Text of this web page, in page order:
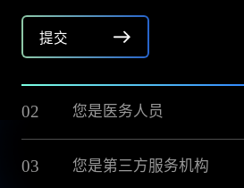
提交
02 您是医务人员
03 您是第三方服务机构